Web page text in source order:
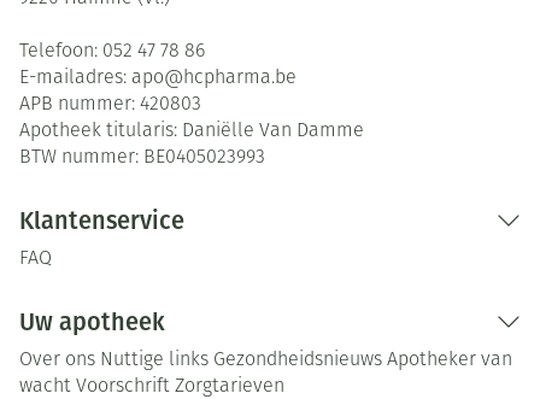
Telefoon: 052 47 78 86
E-mailadres: apo@hcpharma.be
APB nummer: 420803
Apotheek titularis: Daniëlle Van Damme
BTW nummer: BE0405023993
Klantenservice
FAQ
Uw apotheek
Over ons Nuttige links Gezondheidsnieuws Apotheker van
wacht Voorschrift Zorgtarieven